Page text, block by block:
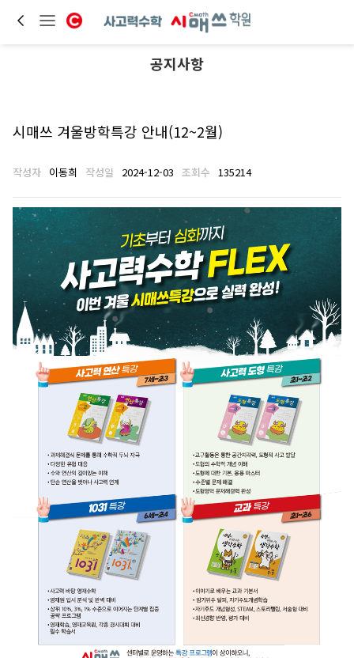
공지사항
시매쓰 겨울방학특강 안내(12~2월)
작성자 이동희 작성일 2024-12-03 조회수 135214